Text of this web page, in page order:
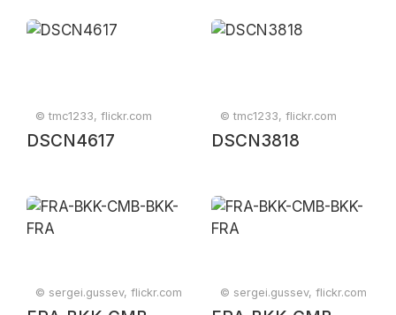
© tmc1233, flickr.com
DSCN4617
© tmc1233, flickr.com
DSCN3818
© sergei.gussev, flickr.com © sergei.gussev, flickr.com